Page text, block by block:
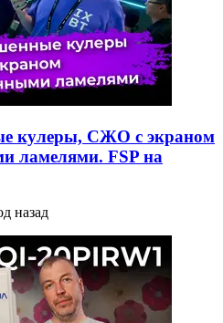
кулеры, СЖО с экраном
ламелями. FSP на
назад